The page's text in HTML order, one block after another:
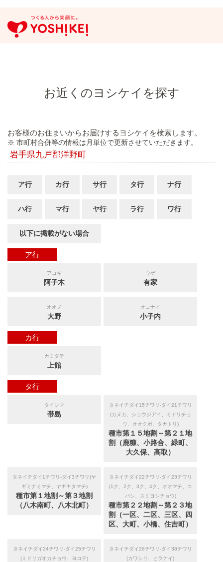
お近くのヨシケイを探す
お客様のお住まいからお届けするヨシケイを検索します。
※ 市町村合併等の情報は月単位で更新させていただきます。
岩手県九戸郡洋野町
ア行 カ行 サ行 タ行 ナ行
ハ行 マ行 ヤ行 ラ行 ワ行
以下に掲載がない場合
ア行
アコギ
阿子木
ウゲ
有家
オオノ
大野
オコナイ
小子内
カ行
カミダテ
上館
タ行
タイシマ
帯島
タネイチダイ15チワリ-ダイ21チワリ
(カヌカ、ショウジアイ、ミドリチョ
ウ、オオクボ、タカトリ)
種市第１５地割～第２１地
割（鹿糠、小路合、緑町、
大久保、高取）
タネイチダイ1チワリ-ダイ3チワリ(ヤ
ギミナミマチ、ヤギキタマチ)
種市第１地割～第３地割
（八木南町、八木北町）
タネイチダイ22チワリ-ダイ23チワリ
(1ク、2ク、3ク、4ク、オオマチ、コ
バシ、スミヨシチョウ)
種市第２２地割～第２３地
割（一区、二区、三区、四
区、大町、小橋、住吉町）
タネイチダイ24チワリ-ダイ25チワリ
(ミドリガオカチョウ、ヨコテ)
タネイチダイ26チワリ-ダイ38チワリ
(カワシリ、ヒラナイ)